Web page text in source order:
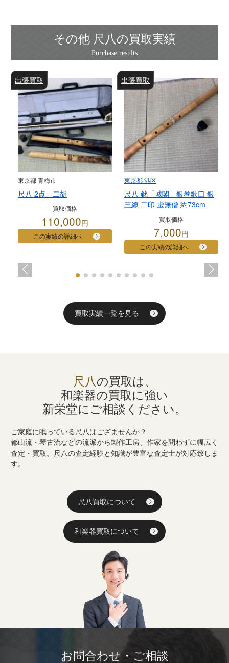
その他 尺八の買取実績
東京都 青梅市
尺八 2点、二胡
買取価格
110,000円
この実績の詳細へ
出張買取
東京都 港区
尺八 銘「城閣」銀巻歌口 銀
三線 二印 虚無僧 約73cm
買取価格
7,000円
この実績の詳細へ
出張買取
買取実績一覧を見る
尺八の買取は、
和楽器の買取に強い
新栄堂にご相談ください。
ご家庭に眠っている尺八はござませんか？
都山流・琴古流などの流派から製作工房、作家を問わずに幅広く
査定・買取。尺八の査定経験と知識が豊富な査定士が対応致しま
す。
尺八買取について
和楽器買取について
お問合わせ・ご相談